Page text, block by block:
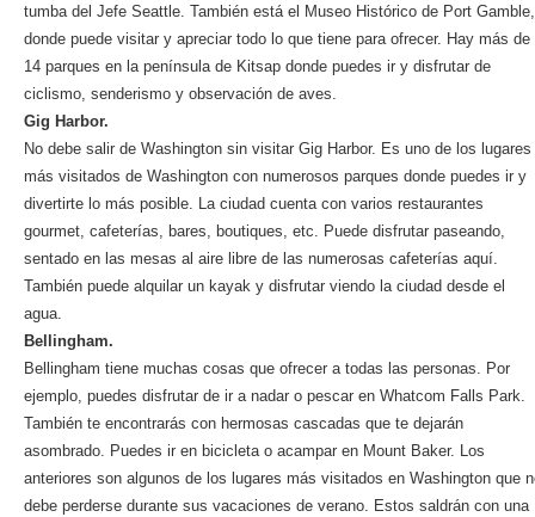
tumba del Jefe Seattle. También está el Museo Histórico de Port Gamble,
donde puede visitar y apreciar todo lo que tiene para ofrecer. Hay más de
14 parques en la península de Kitsap donde puedes ir y disfrutar de
ciclismo, senderismo y observación de aves.
Gig Harbor.
No debe salir de Washington sin visitar Gig Harbor. Es uno de los lugares
más visitados de Washington con numerosos parques donde puedes ir y
divertirte lo más posible. La ciudad cuenta con varios restaurantes
gourmet, cafeterías, bares, boutiques, etc. Puede disfrutar paseando,
sentado en las mesas al aire libre de las numerosas cafeterías aquí.
También puede alquilar un kayak y disfrutar viendo la ciudad desde el
agua.
Bellingham.
Bellingham tiene muchas cosas que ofrecer a todas las personas. Por
ejemplo, puedes disfrutar de ir a nadar o pescar en Whatcom Falls Park.
También te encontrarás con hermosas cascadas que te dejarán
asombrado. Puedes ir en bicicleta o acampar en Mount Baker. Los
anteriores son algunos de los lugares más visitados en Washington que
debe perderse durante sus vacaciones de verano. Estos saldrán con una